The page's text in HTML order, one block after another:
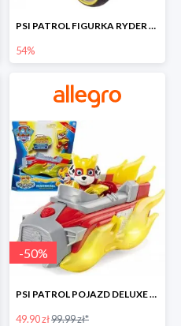
PSI PATROL FIGURKA RYDER + QUAD POJAZD RATUNKOWY -54%
54%
-50%
PSI PATROL POJAZD DELUXE FIGURKA MARSHALL MIGHTY -50%
49.90 zł99.99 zł*